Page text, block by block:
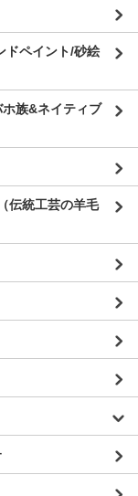
ペイント/砂絵
族&ネイティブ
伝統工芸の羊毛